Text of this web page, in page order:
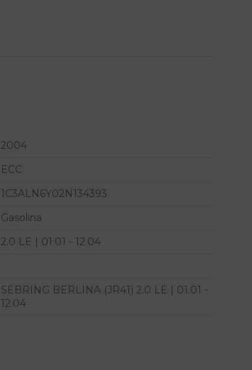
2004
ECC
1C3ALN6Y02N134393
Gasolina
2.0 LE | 01.01 - 12.04
SEBRING BERLINA (JR41) 2.0 LE | 01.01 -
12.04